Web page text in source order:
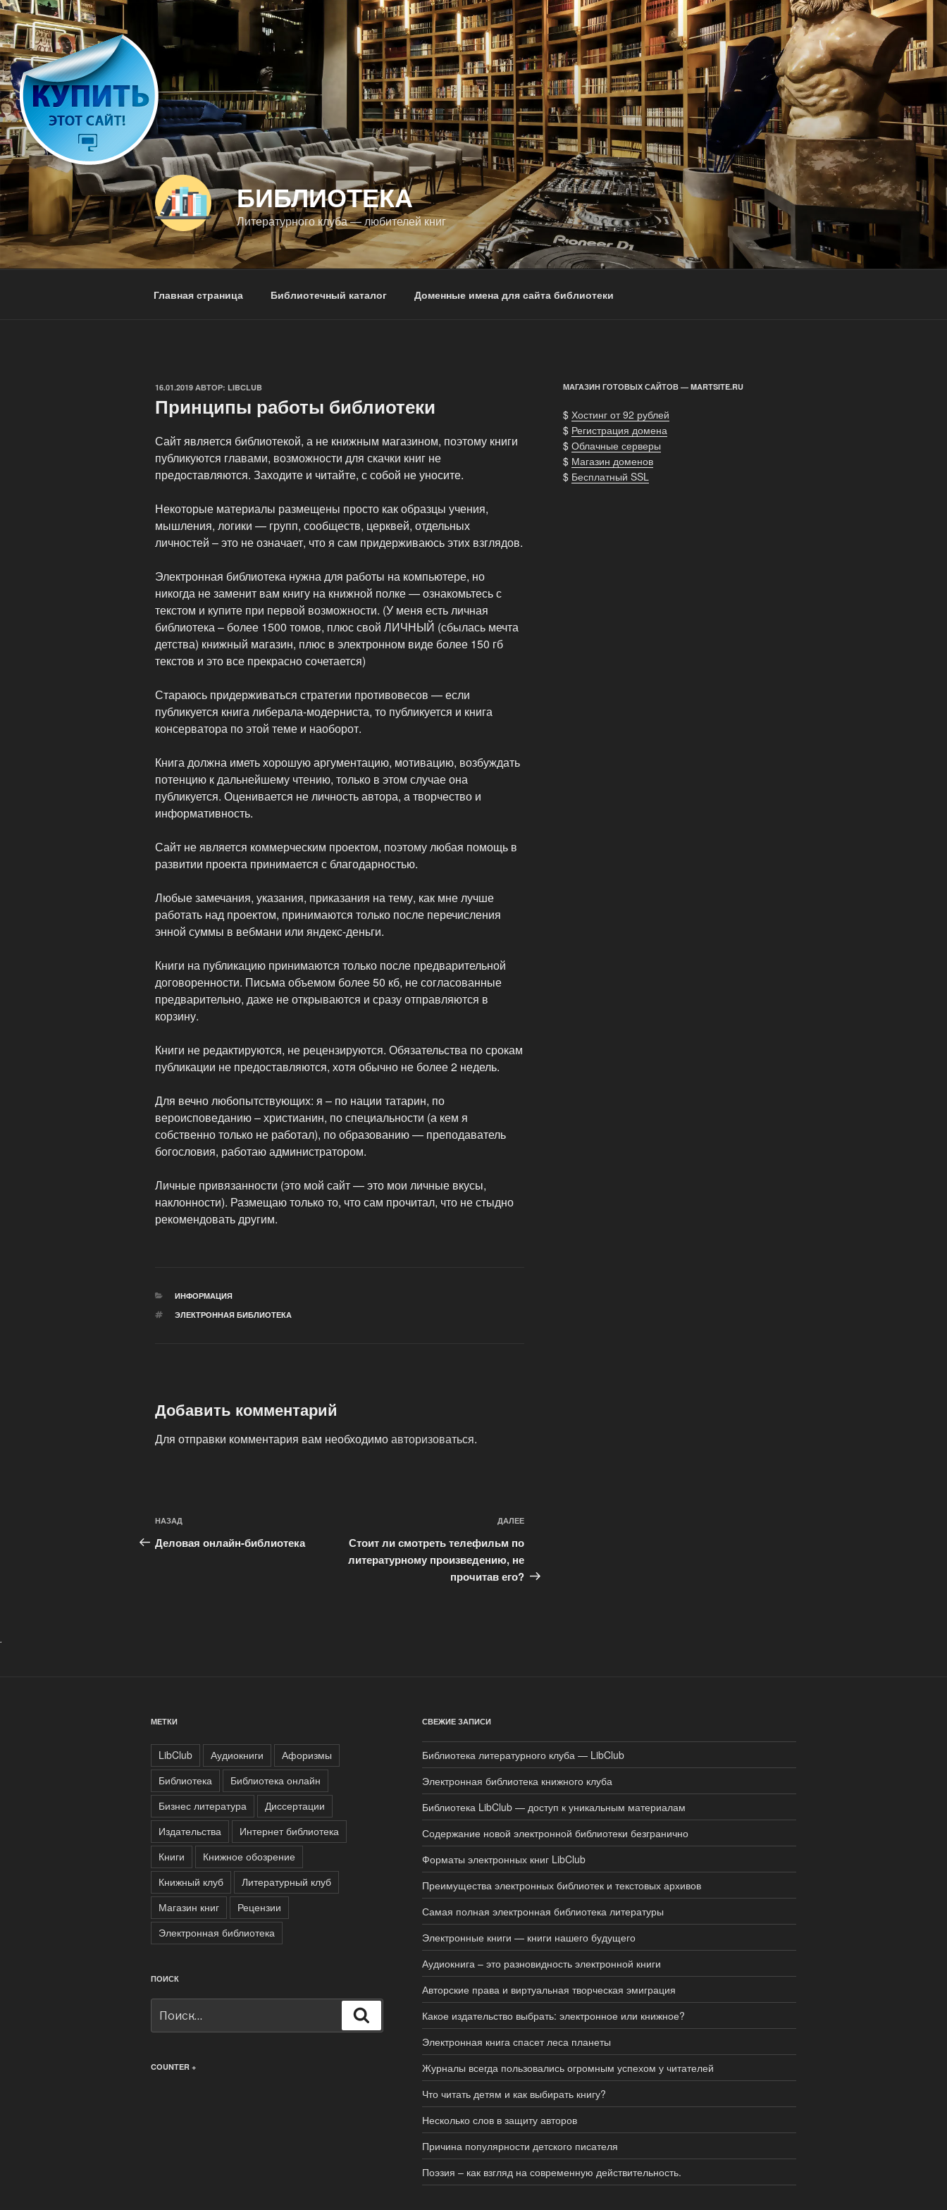
Перейти
к
содержимому
БИБЛИОТЕКА
Литературного клуба — любителей книг
Главная страница Библиотечный каталог Доменные имена для сайта библиотеки
ОПУБЛИКОВАНО
16.01.2019 АВТОР: LIBCLUB
Принципы работы библиотеки
Сайт является библиотекой, а не книжным магазином, поэтому книги
публикуются главами, возможности для скачки книг не
предоставляются. Заходите и читайте, с собой не уносите.
Некоторые материалы размещены просто как образцы учения,
мышления, логики — групп, сообществ, церквей, отдельных
личностей – это не означает, что я сам придерживаюсь этих взглядов.
Электронная библиотека нужна для работы на компьютере, но
никогда не заменит вам книгу на книжной полке — ознакомьтесь с
текстом и купите при первой возможности. (У меня есть личная
библиотека – более 1500 томов, плюс свой ЛИЧНЫЙ (сбылась мечта
детства) книжный магазин, плюс в электронном виде более 150 гб
текстов и это все прекрасно сочетается)
Стараюсь придерживаться стратегии противовесов — если
публикуется книга либерала-модерниста, то публикуется и книга
консерватора по этой теме и наоборот.
Книга должна иметь хорошую аргументацию, мотивацию, возбуждать
потенцию к дальнейшему чтению, только в этом случае она
публикуется. Оценивается не личность автора, а творчество и
информативность.
Сайт не является коммерческим проектом, поэтому любая помощь в
развитии проекта принимается с благодарностью.
Любые замечания, указания, приказания на тему, как мне лучше
работать над проектом, принимаются только после перечисления
энной суммы в вебмани или яндекс-деньги.
Книги на публикацию принимаются только после предварительной
договоренности. Письма объемом более 50 кб, не согласованные
предварительно, даже не открываются и сразу отправляются в
корзину.
Книги не редактируются, не рецензируются. Обязательства по срокам
публикации не предоставляются, хотя обычно не более 2 недель.
Для вечно любопытствующих: я – по нации татарин, по
вероисповеданию – христианин, по специальности (а кем я
собственно только не работал), по образованию — преподаватель
богословия, работаю администратором.
Личные привязанности (это мой сайт — это мои личные вкусы,
наклонности). Размещаю только то, что сам прочитал, что не стыдно
рекомендовать другим.
РУБРИКИ
ИНФОРМАЦИЯ
МЕТКИ
ЭЛЕКТРОННАЯ БИБЛИОТЕКА
Добавить комментарий
Для отправки комментария вам необходимоавторизоваться.
Навигация
по
Предыдущая
запись:
НАЗАД
Деловая онлайн-библиотека
ДАЛЕЕ
Стоит ли смотреть телефильм по
литературному произведению, не
прочитав его?
МАГАЗИН ГОТОВЫХ САЙТОВ — MARTSITE.RU
$ Хостинг от 92 рублей
$ Регистрация домена
$ Облачные серверы
$ Магазин доменов
$ Бесплатный SSL
.
МЕТКИ
LibClub Аудиокниги
Афоризмы
Библиотека
Библиотека онлайн
Бизнес литература
Диссертации
Издательства
Интернет библиотека
Книги
Книжное обозрение
Книжный клуб
Литературный клуб
Магазин книг
Рецензии
Электронная библиотека
ПОИСК
COUNTER +
СВЕЖИЕ ЗАПИСИ
Библиотека литературного клуба — LibClub
Электронная библиотека книжного клуба
Библиотека LibClub — доступ к уникальным материалам
Содержание новой электронной библиотеки безгранично
Форматы электронных книг LibClub
Преимущества электронных библиотек и текстовых архивов
Самая полная электронная библиотека литературы
Электронные книги — книги нашего будущего
Аудиокнига – это разновидность электронной книги
Авторские права и виртуальная творческая эмиграция
Какое издательство выбрать: электронное или книжное?
Электронная книга спасет леса планеты
Журналы всегда пользовались огромным успехом у читателей
Что читать детям и как выбирать книгу?
Несколько слов в защиту авторов
Причина популярности детского писателя
Поэзия – как взгляд на современную действительность.